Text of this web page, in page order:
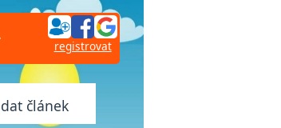
registrovat
článek